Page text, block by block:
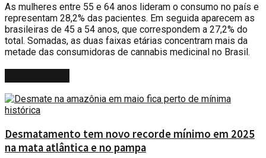
As mulheres entre 55 e 64 anos lideram o consumo no país e
representam 28,2% das pacientes. Em seguida aparecem as
brasileiras de 45 a 54 anos, que correspondem a 27,2% do
total. Somadas, as duas faixas etárias concentram mais da
metade das consumidoras de cannabis medicinal no Brasil.
Desmatamento tem novo recorde mínimo em 2025
na mata atlântica e no pampa